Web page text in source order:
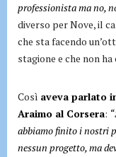
professionista ma no,
diverso per Nove, il
che sta facendo
stagione e che non
Così aveva parlato
Araimo al Corsera:
abbiamo finito i nostri
nessun progetto, ma